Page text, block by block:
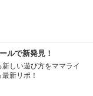
ルで新発見！
しい遊び方をママライ
新リポ！